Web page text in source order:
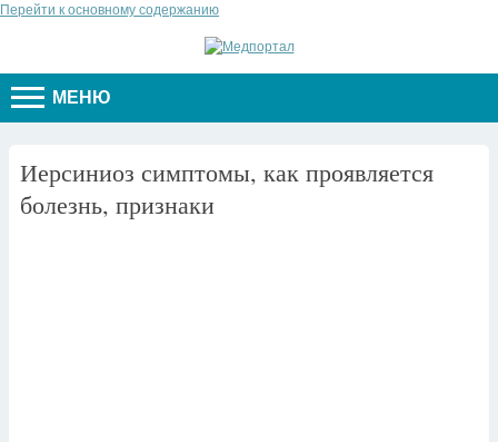
Перейти к основному содержанию
МЕНЮ
Иерсиниоз симптомы, как проявляется
болезнь, признаки